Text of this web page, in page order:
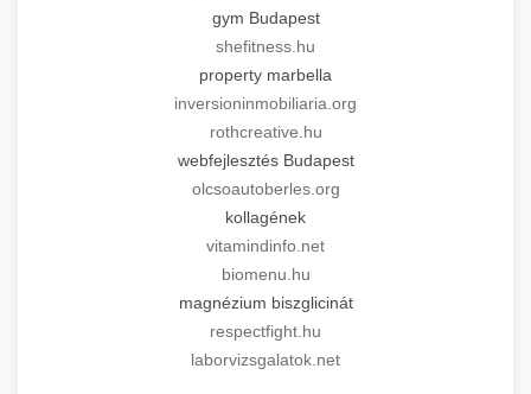
gym Budapest
shefitness.hu
property marbella
inversioninmobiliaria.org
rothcreative.hu
webfejlesztés Budapest
olcsoautoberles.org
kollagének
vitamindinfo.net
biomenu.hu
magnézium biszglicinát
respectfight.hu
laborvizsgalatok.net